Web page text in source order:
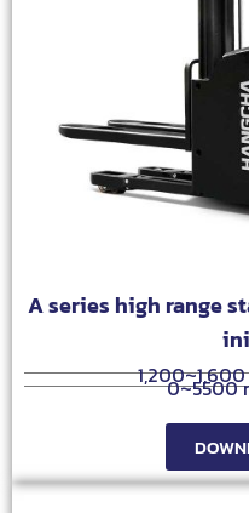
A series high range
0~5500